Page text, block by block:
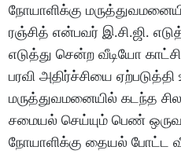
நோயாளிக்கு
ரஞ்சித் என்பவர் இ.சி.ஜி.
எடுத்து சென்ற வீடியோ
பரவி அதிர்ச்சியை
மருத்துவமனையில் கடந்த
சமையல் செய்யும் பெண்
நோயாளிக்கு தையல் போட்ட